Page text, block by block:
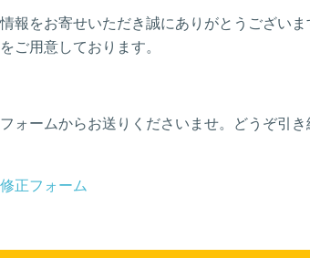
報をお寄せいただき誠にありがとうござい
ご用意しております。
ォームからお送りくださいませ。どうぞ引き
正フォーム